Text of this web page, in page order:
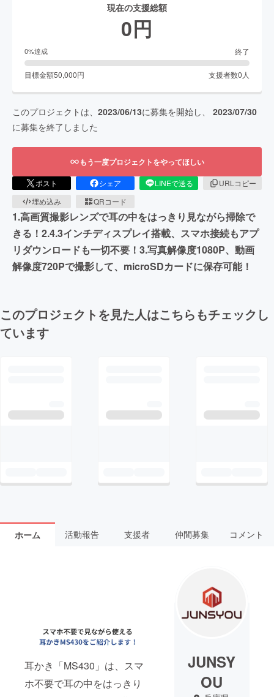
現在の支援総額
0円
0%達成 終了
目標金額50,000円 支援者数0 人
このプロジェクトは、 2023/06/13に募集を開始し、 2023/07/30
に募集を終了しました
もう一度プロジェクトをやってほしい
ポスト シェア LINEで送る
URLコピー
埋め込み
QRコード
1.高画質撮影レンズで耳の中をはっきり見ながら掃除で
きる！2.4.3インチディスプレイ搭載、スマホ接続もアプ
リダウンロードも一切不要！3.写真解像度1080P、動画
解像度720Pで撮影して、microSDカードに保存可能！
このプロジェクトを見た人はこちらもチェックし
ています
ホーム 活動報告 支援者 仲間募集 コメント
耳かき「MS430」は、スマ
ホ不要で耳の中をはっきり
JUNSY
OU